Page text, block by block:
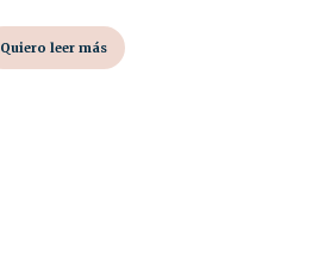
Quiero leer más